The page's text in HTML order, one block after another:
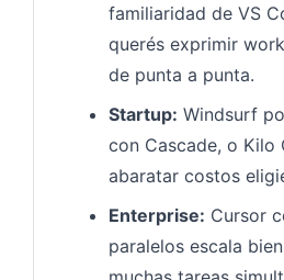
familiaridad de VS
querés exprimir
de punta a punta.
Startup: Windsurf
con Cascade, o Kilo
abaratar costos
Enterprise: Cursor
paralelos escala